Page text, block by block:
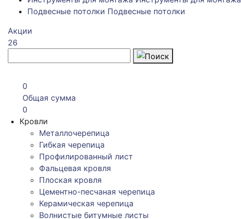
Подвесные потолки Подвесные потолки
Акции
26
0
Общая сумма
0
Кровли
Металлочерепица
Гибкая черепица
Профилированный лист
Фальцевая кровля
Плоская кровля
Цементно-песчаная черепица
Керамическая черепица
Волнистые битумные листы